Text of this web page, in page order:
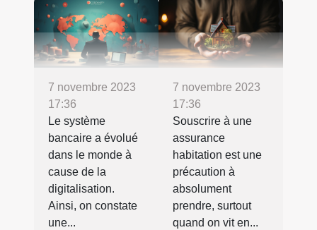
7 novembre 2023
17:36
Le système
bancaire a évolué
dans le monde à
cause de la
digitalisation.
Ainsi, on constate
une...
7 novembre 2023
17:36
Souscrire à une
assurance
habitation est une
précaution à
absolument
prendre, surtout
quand on vit en...